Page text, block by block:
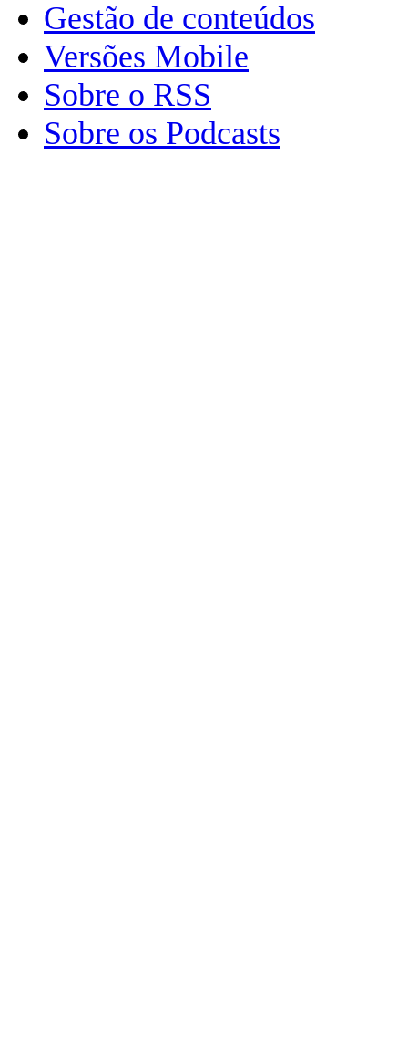
Gestão de conteúdos
Versões Mobile
Sobre o RSS
Sobre os Podcasts